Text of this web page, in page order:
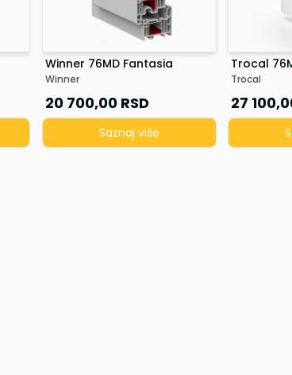
Winner 76MD Fantasia
Winner
20 700,00RSD
Saznaj više
Trocal
Trocal
27